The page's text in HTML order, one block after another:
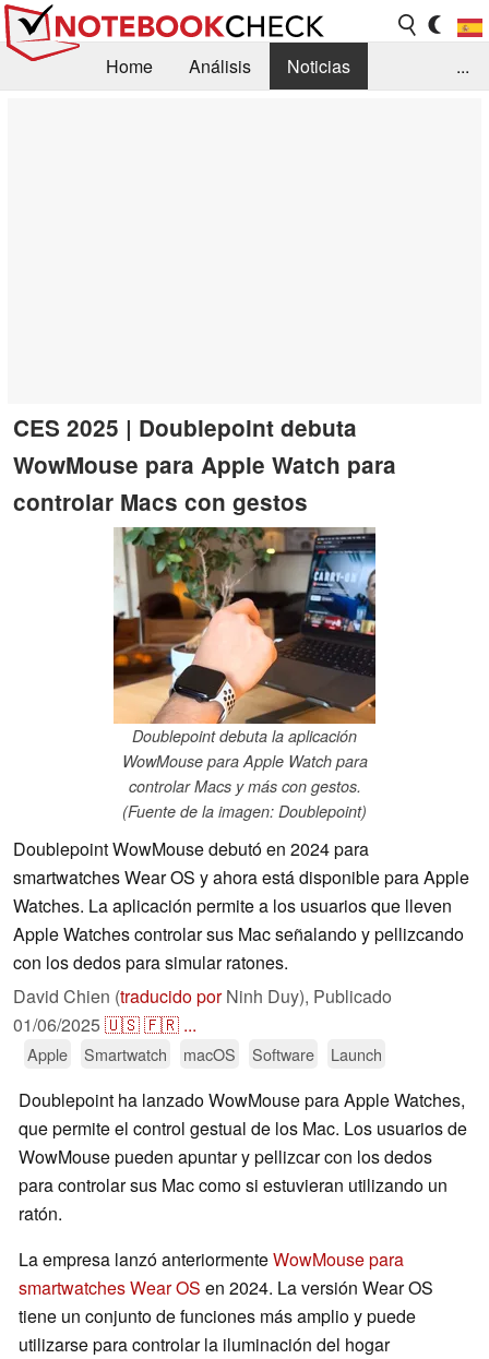
Home Análisis
Noticias
...
CES 2025 | Doublepoint debuta
WowMouse para Apple Watch para
controlar Macs con gestos
Doublepoint debuta la aplicación
WowMouse para Apple Watch para
controlar Macs y más con gestos.
(Fuente de la imagen: Doublepoint)
Doublepoint WowMouse debutó en 2024 para
smartwatches Wear OS y ahora está disponible para Apple
Watches. La aplicación permite a los usuarios que lleven
Apple Watches controlar sus Mac señalando y pellizcando
con los dedos para simular ratones.
David Chien (traducido porNinh Duy), Publicado
01/06/2025🇺🇸🇫🇷 ...
Apple Smartwatch macOS Software Launch
Doublepoint ha lanzado WowMouse para Apple Watches,
que permite el control gestual de los Mac. Los usuarios de
WowMouse pueden apuntar y pellizcar con los dedos
para controlar sus Mac como si estuvieran utilizando un
ratón.
La empresa lanzó anteriormenteWowMouse para
smartwatches Wear OS en 2024. La versión Wear OS
tiene un conjunto de funciones más amplio y puede
utilizarse para controlar la iluminación del hogar